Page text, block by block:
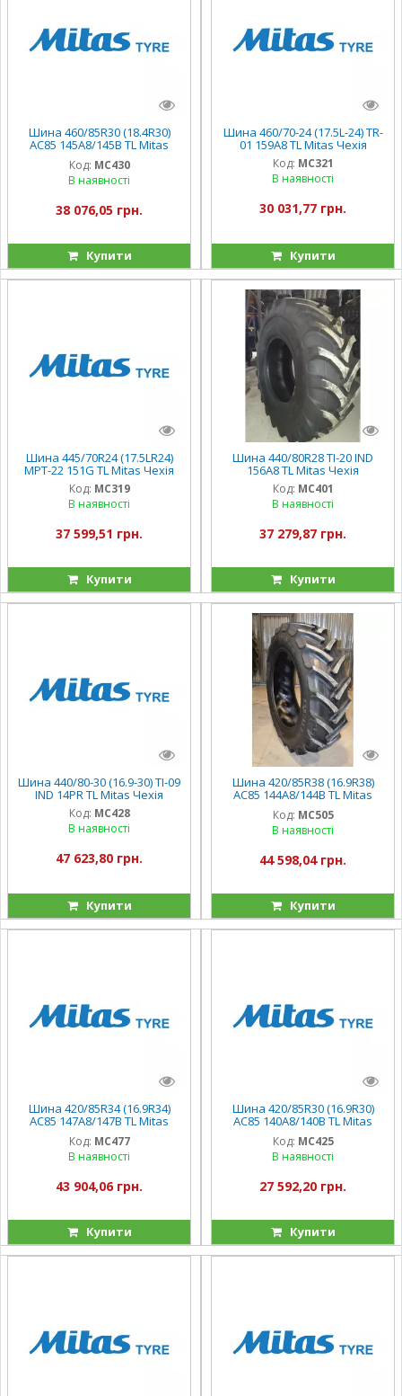
Шина 460/85R30 (18.4R30)
AC85 145A8/145B TL Mitas
Чехія
Код: MC430
В наявності
38 076,05 грн.
Купити
Шина 460/70-24 (17.5L-24) TR-
01 159A8 TL Mitas Чехія
Код: MC321
В наявності
30 031,77 грн.
Купити
Шина 445/70R24 (17.5LR24)
MPT-22 151G TL Mitas Чехія
Код: MC319
В наявності
37 599,51 грн.
Купити
Шина 440/80R28 TI-20 IND
156A8 TL Mitas Чехія
Код: MC401
В наявності
37 279,87 грн.
Купити
Шина 440/80-30 (16.9-30) TI-09
IND 14PR TL Mitas Чехія
Код: MC428
В наявності
47 623,80 грн.
Купити
Шина 420/85R38 (16.9R38)
AC85 144A8/144B TL Mitas
Чехія
Код: MC505
В наявності
44 598,04 грн.
Купити
Шина 420/85R34 (16.9R34)
AC85 147A8/147B TL Mitas
Чехія
Код: MC477
В наявності
43 904,06 грн.
Купити
Шина 420/85R30 (16.9R30)
AС85 140A8/140B TL Mitas
Чехія
Код: MC425
В наявності
27 592,20 грн.
Купити